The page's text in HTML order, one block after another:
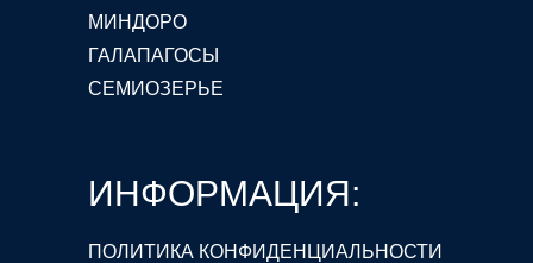
ГАЛАПАГОСЫ
МИНДОРО
СЕМИОЗЕРЬЕ
ИНФОРМАЦИЯ:
ПОЛИТИКА КОНФИДЕНЦИАЛЬНОСТИ